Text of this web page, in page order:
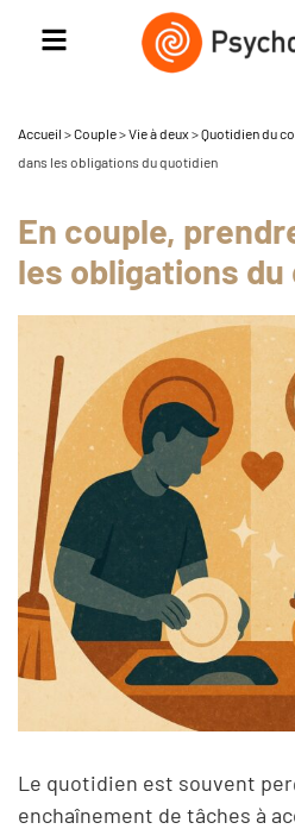
Accueil >Couple>Vie à deux>Quotidien du
dans les obligations du quotidien
En couple,
les obligations
Le quotidien est souvent
enchaînement de tâches à